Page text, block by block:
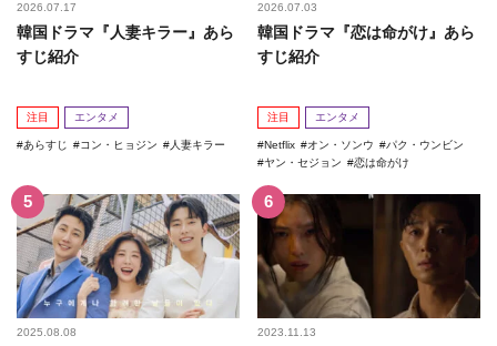
2026.07.17
韓国ドラマ『人妻キラー』あら
すじ紹介
注目 エンタメ
あらすじ コン・ヒョジン 人妻キラー
2026.07.03
韓国ドラマ『恋は命がけ』あら
すじ紹介
注目 エンタメ
Netflix オン・ソンウ
パク・ウンビン
ヤン・セジョン
恋は命がけ
2025.08.08 2023.11.13